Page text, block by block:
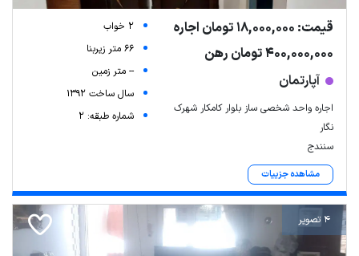
قیمت: 18,000,000 تومان اجاره
400,000,000 تومان رهن
آپارتمان
اجاره واحد شخصی ساز بلوار کامکار شهرک
نگار
سنندج
مشاهده جزییات
2 خواب
66 متر زیربنا
-- متر زمین
سال ساخت 1392
شماره طبقه: 2
4 تصویر